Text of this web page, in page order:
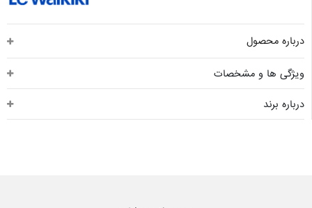
درباره محصول
ویژگی ها و مشخصات
درباره برند